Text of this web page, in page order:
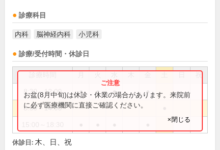
診療科目
内科 脳神経内科 小児科
診療/受付時間・休診日
祝
8:30～12:00 ● ● ● ●
8:30～14:00
お盆(8月中旬)は休診・休業の場合があります。来院前
に必ず医療機関に直接ご確認ください。
×閉じる
休診日: 木、日、祝